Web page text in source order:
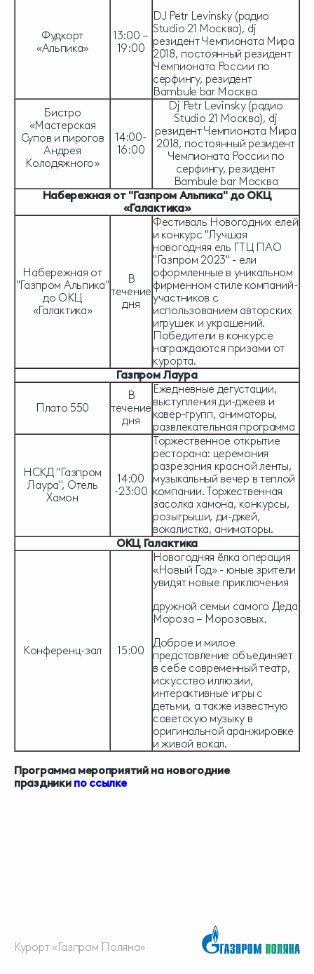
Фудкорт
«Альпика»
13:00 –
19:00
DJ Petr Levinsky (радио
Studio 21 Москва), dj
резидент Чемпионата Мира
2018, постоянный резидент
Чемпионата России по
серфингу, резидент
Bambule bar Москва
Бистро
«Мастерская
Супов и пирогов
Андрея
Колодяжного»
14:00-
16:00
Dj Petr Levinsky (радио
Studio 21 Москва), dj
резидент Чемпионата Мира
2018, постоянный резидент
Чемпионата России по
серфингу, резидент
Bambule bar Москва
Набережная от "Газпром Альпика" до ОКЦ
«Галактика»
Набережная от
"Газпром Альпика"
до ОКЦ
«Галактика»
В
течение
дня
Фестиваль Новогодних елей
и конкурс "Лучшая
новогодняя ель ГТЦ ПАО
"Газпром 2023" - ели
оформленные в уникальном
фирменном стиле компаний-
участников с
использованием авторских
игрушек и украшений.
Победители в конкурсе
награждаются призами от
курорта.
Газпром Лаура
Плато 550
В
течение
дня
Ежедневные дегустации,
выступления ди-джеев и
кавер-групп, аниматоры,
развлекательная программа
НСКД "Газпром
Лаура", Отель
Хамон
14:00
-23:00
Торжественное открытие
ресторана: церемония
разрезания красной ленты,
музыкальный вечер в теплой
компании. Торжественная
засолка хамона, конкурсы,
розыгрыши, ди-джей,
вокалистка, аниматоры.
ОКЦ Галактика
Конференц-зал 15:00
Новогодняя ёлка операция
«Новый Год» - юные зрители
увидят новые приключения
дружной семьи самого Деда
Мороза – Морозовых.
Доброе и милое
представление объединяет
в себе современный театр,
искусство иллюзии,
интерактивные игры с
детьми, а также известную
советскую музыку в
оригинальной аранжировке
и живой вокал.
Программа мероприятий на новогодние
праздники по ссылке
Курорт «Газпром Поляна»